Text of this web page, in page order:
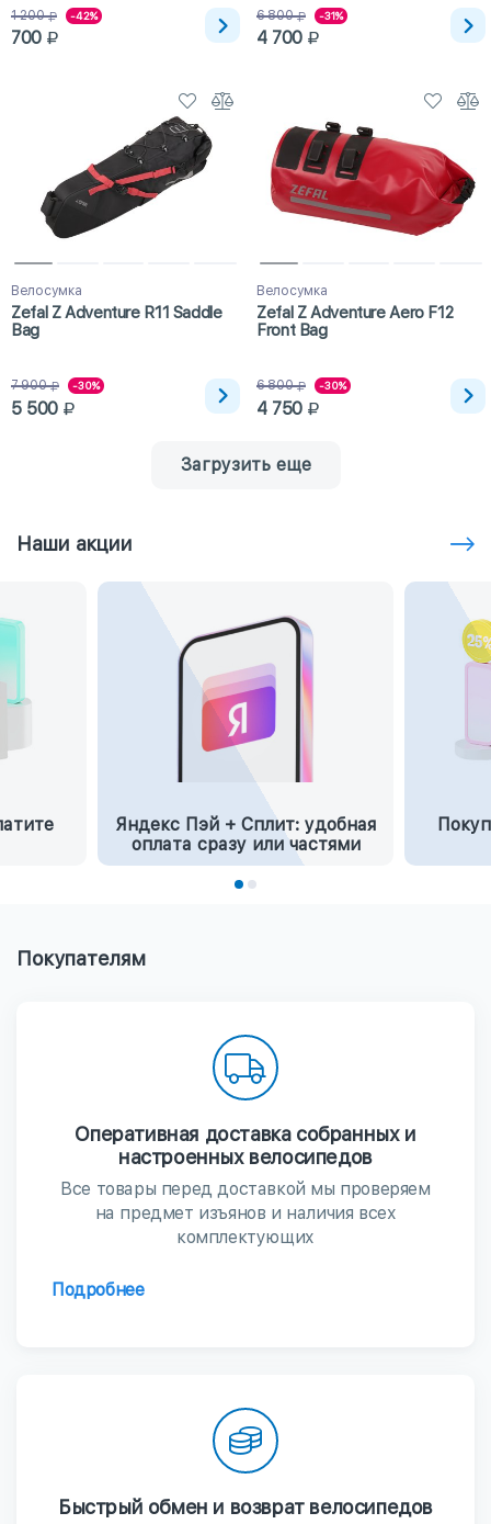
1 200 -42%
700
6 800 -31%
4 700
Велосумка
Zefal Z Adventure R11 Saddle
Bag
7 900 -30%
5 500
Велосумка
Zefal Z Adventure Aero F12
Front Bag
6 800 -30%
4 750
Загрузить еще
Наши акции
Яндекс Пэй + Сплит: удобная
оплата сразу или частями
Покупателям
Оперативная доставка собранных и
настроенных велосипедов
Все товары перед доставкой мы проверяем
на предмет изъянов и наличия всех
комплектующих
Подробнее
Быстрый обмен и возврат велосипедов